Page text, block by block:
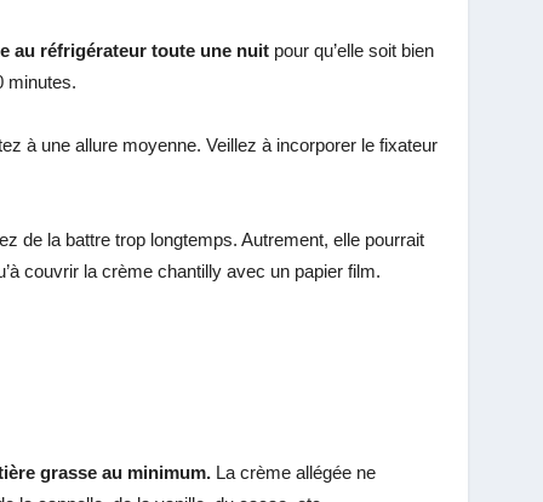
au réfrigérateur toute une nuit pour qu’elle soit bien
minutes.
à une allure moyenne. Veillez à incorporer le fixateur
de la battre trop longtemps. Autrement, elle pourrait
couvrir la crème chantilly avec un papier film.
grasse au minimum. La crème allégée ne